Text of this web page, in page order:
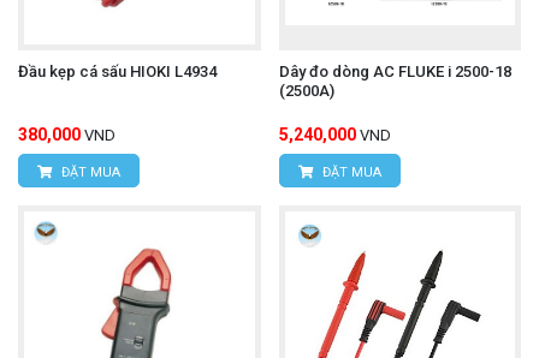
Đầu kẹp cá sấu HIOKI L4934
380,000 VND
ĐẶT MUA
Dây đo dòng AC FLUKE i 2500-18
(2500A)
5,240,000 VND
ĐẶT MUA